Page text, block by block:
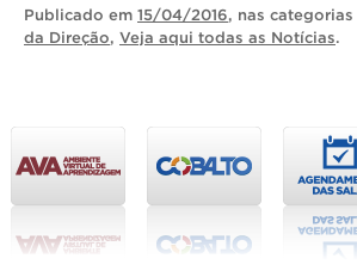
Publicado em 15/04/2016, nas categorias
da Direção, Veja aqui todas as Notícias.